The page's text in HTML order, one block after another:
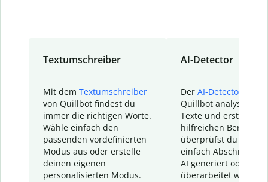
Textumschreiber
Mit dem Textumschreiber
von Quillbot findest du
immer die richtigen Worte.
Wähle einfach den
passenden vordefinierten
Modus aus oder erstelle
deinen eigenen
personalisierten Modus.
AI-Detector
Der AI-Detector
Quillbot analysiert
Texte und erstellt
hilfreichen Bericht.
überprüfst du
einfach Abschnitte,
AI generiert oder
überarbeitet wurden.